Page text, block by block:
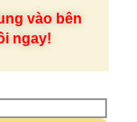
vào bên
ngay!